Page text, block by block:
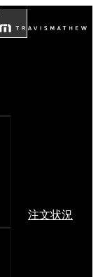
注文状況